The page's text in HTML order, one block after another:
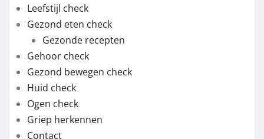
Leefstijl check
Gezond eten check
Gezonde recepten
Gehoor check
Gezond bewegen check
Huid check
Ogen check
Griep herkennen
Contact